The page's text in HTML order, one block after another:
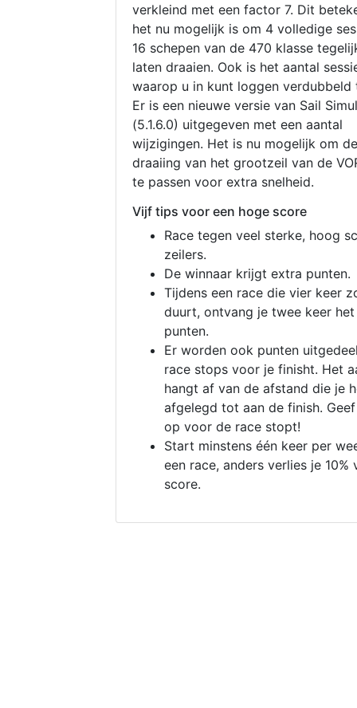
verkleind met een factor 7. Dit
het nu mogelijk is om 4 volledige
16 schepen van de 470 klasse
laten draaien. Ook is het aantal
waarop u in kunt loggen verdubbeld
Er is een nieuwe versie van Sail
(5.1.6.0) uitgegeven met een aantal
wijzigingen. Het is nu mogelijk om de
draaiing van het grootzeil van de
te passen voor extra snelheid.
Vijf tips voor een hoge score
Race tegen veel sterke, hoog
zeilers.
De winnaar krijgt extra punten.
Tijdens een race die vier keer
duurt, ontvang je twee keer
punten.
Er worden ook punten
race stops voor je finisht. Het
hangt af van de afstand die je
afgelegd tot aan de finish.
op voor de race stopt!
Start minstens één keer per
een race, anders verlies je 10%
score.